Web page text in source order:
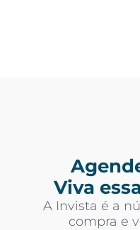
Viva
A Invista é a
compra e